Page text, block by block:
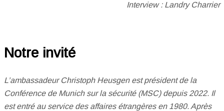
Interview : Landry Charrier
Notre invité
L’ambassadeur Christoph Heusgen est président de la
Conférence de Munich sur la sécurité (MSC) depuis 2022. Il
est entré au service des affaires étrangères en 1980. Après